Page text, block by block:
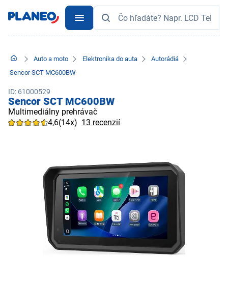
Auto a moto Elektronika do auta
Autorádiá
Sencor SCT MC600BW
ID: 61000529
Sencor SCT MC600BW
Multimediálny prehrávač
4,6(14x) 13 recenzií